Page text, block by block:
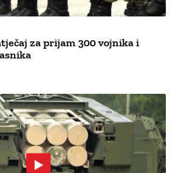
za prijam 300 vojnika i